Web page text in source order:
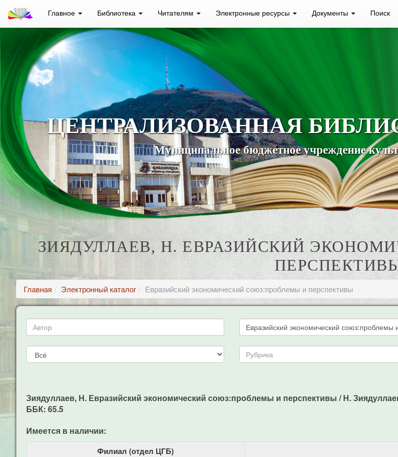
Главное Библиотека Читателям Электронные ресурсы Документы Поиск
ЦЕНТРАЛИЗОВАННАЯ
Муниципальное бюджетное учреждение
ЗИЯДУЛЛАЕВ, Н. ЕВРАЗИЙСКИЙ
Главная Электронный каталог Евразийский экономический союз:проблемы и перспективы
Зиядуллаев, Н. Евразийский экономический союз:проблемы и перспективы / Н.
ББК: 65.5
Имеется в наличии:
Филиал (отдел ЦГБ)